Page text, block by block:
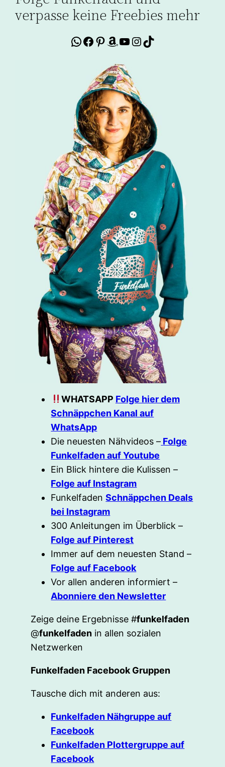
verpasse keine Freebies mehr
WhatsApp
Facebook
Pinterest
Amazon
YouTube
Instagram
TikTok
WHATSAPP Folge hier dem
Schnäppchen Kanal auf
WhatsApp
Die neuesten Nähvideos – Folge
Funkelfaden auf Youtube
Ein Blick hintere die Kulissen –
Folge auf Instagram
FunkelfadenSchnäppchen Deals
bei Instagram
300 Anleitungen im Überblick –
Folge auf Pinterest
Immer auf dem neuesten Stand –
Folge auf Facebook
Vor allen anderen informiert –
Abonniere den Newsletter
Zeige deine Ergebnisse #funkelfaden
@funkelfaden in allen sozialen
Netzwerken
Funkelfaden Facebook Gruppen
Tausche dich mit anderen aus:
Funkelfaden Nähgruppe auf
Facebook
Funkelfaden Plottergruppe auf
Facebook